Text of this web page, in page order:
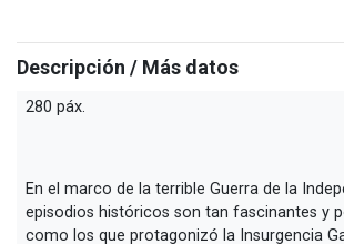
Descripción / Más datos
280 páx.
En el marco de la terrible Guerra de la
episodios históricos son tan fascinantes y
como los que protagonizó la Insurgencia